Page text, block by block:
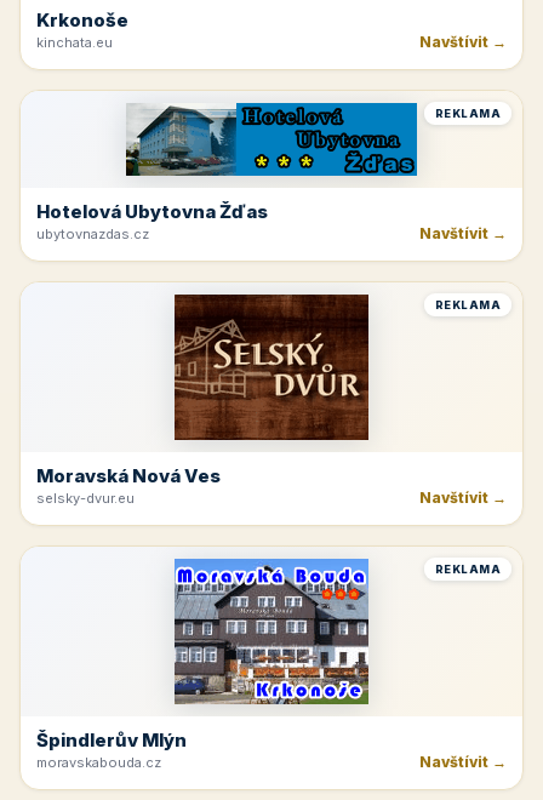
Krkonoše
kinchata.eu Navštívit →
REKLAMA
Hotelová Ubytovna Žďas
ubytovnazdas.cz Navštívit →
REKLAMA
Moravská Nová Ves
selsky-dvur.eu Navštívit →
REKLAMA
Špindlerův Mlýn
moravskabouda.cz Navštívit →